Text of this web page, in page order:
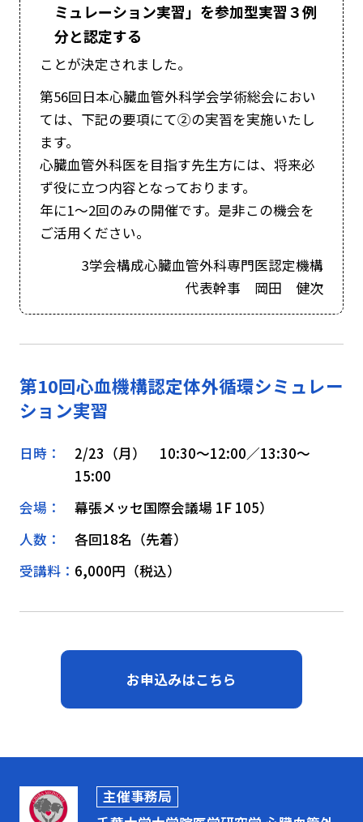
ミュレーション実習」を参加型実習３例
分と認定する
ことが決定されました。
第56回日本心臓血管外科学会学術総会におい
ては、下記の要項にて②の実習を実施いたし
ます。
心臓血管外科医を目指す先生方には、将来必
ず役に立つ内容となっております。
年に1～2回のみの開催です。是非この機会を
ご活用ください。
3学会構成心臓血管外科専門医認定機構
代表幹事 岡田 健次
第10回心血機構認定体外循環シミュレー
ション実習
日時：
2/23（月） 10:30～12:00／13:30～
15:00
会場：
幕張メッセ国際会議場 1F 105）
人数：
各回18名（先着）
受講料： 6,000円（税込）
お申込みはこちら
主催事務局